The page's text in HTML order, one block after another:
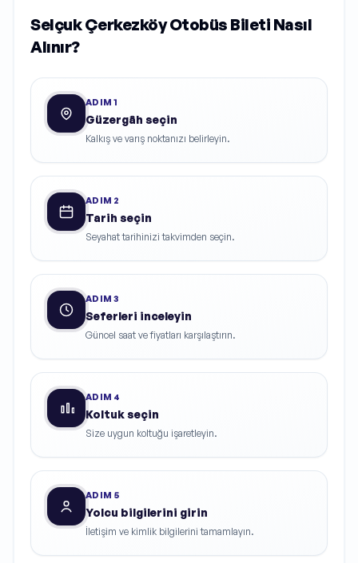
Selçuk Çerkezköy Otobüs Bileti Nasıl
Alınır?
ADIM1
Güzergâh seçin
Kalkış ve varış noktanızı belirleyin.
ADIM 2
Tarih seçin
Seyahat tarihinizi takvimden seçin.
ADIM3
Seferleri inceleyin
Güncel saat ve fiyatları karşılaştırın.
ADIM 4
Koltuk seçin
Size uygun koltuğu işaretleyin.
ADIM 5
Yolcu bilgilerini girin
İletişim ve kimlik bilgilerini tamamlayın.